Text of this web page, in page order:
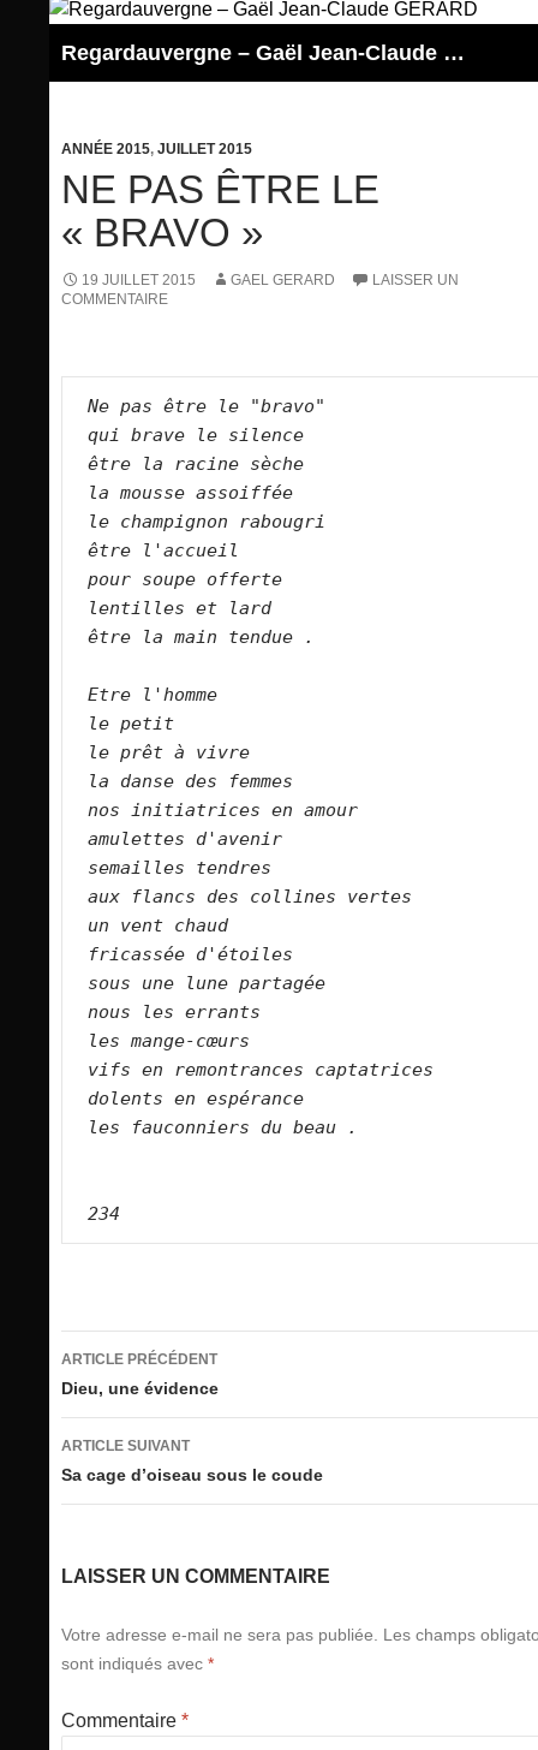
Regardauvergne – Gaël Jean-Claude GERARD
ANNÉE 2015, JUILLET 2015
NE PAS ÊTRE LE
« BRAVO »
19 JUILLET 2015 GAEL GERARD
LAISSER UN
COMMENTAIRE
Ne pas être le "bravo"
qui brave le silence
être la racine sèche
la mousse assoiffée
le champignon rabougri
être l'accueil
pour soupe offerte
lentilles et lard
être la main tendue .
Etre l'homme
le petit
le prêt à vivre
la danse des femmes
nos initiatrices en amour
amulettes d'avenir
semailles tendres
aux flancs des collines vertes
un vent chaud
fricassée d'étoiles
sous une lune partagée
nous les errants
les mange-cœurs
vifs en remontrances captatrices
dolents en espérance
les fauconniers du beau .
234
Navigation
des
articles
ARTICLE PRÉCÉDENT
Dieu, une évidence
ARTICLE SUIVANT
Sa cage d’oiseau sous le coude
LAISSER UN COMMENTAIRE
Votre adresse e-mail ne sera pas publiée.
Les champs
sont indiqués avec *
Commentaire *